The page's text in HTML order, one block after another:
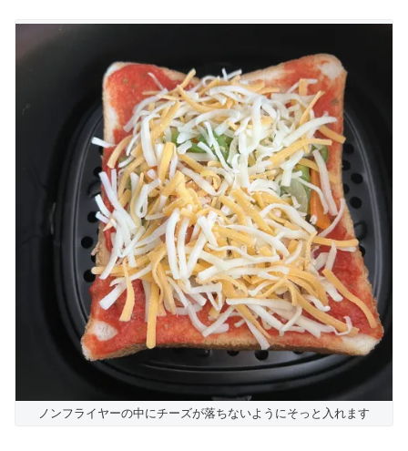
ノンフライヤーの中にチーズが落ちないようにそっと入れます